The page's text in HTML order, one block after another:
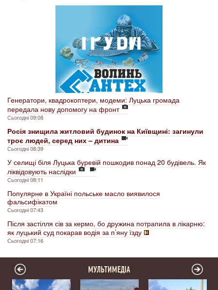
Генератори, квадрокоптери, модеми: Луцька громада
передала нову допомогу на фронт
Сьогодні 09:08
Росія знищила житловий будинок на Київщині: загинули
троє людей, серед них – дитина
Сьогодні 08:39
У селищі біля Луцька буревій пошкодив понад 20 будівель. Як
ліквідовують наслідки
Сьогодні 08:11
Популярне в Україні польське масло виявилося
фальсифікатом
Сьогодні 07:43
Після застілля сів за кермо, бо дружина потрапила в лікарню:
як луцький суд покарав водія за п’яну їзду
Сьогодні 07:16
МУЛЬТИМЕДІА